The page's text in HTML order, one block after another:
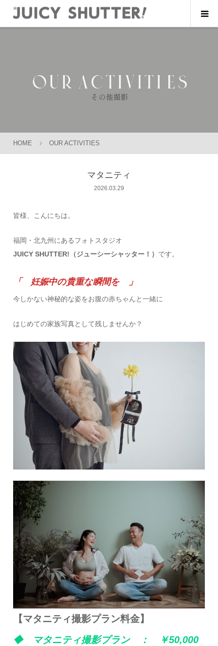
HOME OUR ACTIVITIES
マタニティ
2026.03.29
皆様、こんにちは。
福岡・北九州にあるフォトスタジオ
JUICY SHUTTER!（ジューシーシャッター！） です。
「 妊娠中の貴重な瞬間を 」
今しかない神秘的な姿をお腹の赤ちゃんと一緒に
はじめての家族写真として残しませんか？
【マタニティ撮影プラン料金】
◆ マタニティ撮影プラン ： ￥50,000